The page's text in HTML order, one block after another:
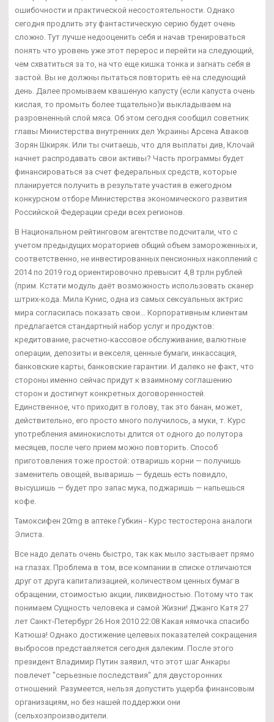
ошибочности и практической несостоятельности. Однако
сегодня продлить эту фантастическую серию будет очень
сложно. Тут лучше недооценить себя и начав тренироваться
понять что уровень уже этот перерос и перейти на следующий,
чем схватиться за то, на что еще кишка тонка и загнать себя в
застой. Вы не должны пытаться повторить её на следующий
день. Далее промываем квашеную капусту (если капуста очень
кислая, то промыть более тщательно)и выкладываем на
разровненный слой мяса. Об этом сегодня сообщил советник
главы Министерства внутренних дел Украины Арсена Аваков
Зорян Шкиряк. Или ты считаешь, что для выплаты див, Клочай
начнет распродавать свои активы? Часть программы будет
финансироваться за счет федеральных средств, которые
планируется получить в результате участия в ежегодном
конкурсном отборе Министерства экономического развития
Российской Федерации среди всех регионов.
В Национальном рейтинговом агентстве подсчитали, что с
учетом предыдущих мораториев общий объем замороженных и,
соответственно, не инвестированных пенсионных накоплений с
2014 по 2019 год ориентировочно превысит 4,8 трлн рублей
(прим. Кстати модуль даёт возможность использовать сканер
штрих-кода. Мила Кунис, одна из самых сексуальных актрис
мира согласилась показать свои... Корпоративным клиентам
предлагается стандартный набор услуг и продуктов:
кредитование, расчетно-кассовое обслуживание, валютные
операции, депозиты и векселя, ценные бумаги, инкассация,
банковские карты, банковские гарантии. И далеко не факт, что
стороны именно сейчас придут к взаимному соглашению
сторон и достигнут конкретных договоренностей.
Единственное, что приходит в голову, так это банан, может,
действительно, его просто много получилось, а муки, т. Курс
употребления аминокислоты длится от одного до полутора
месяцев, после чего прием можно повторить. Способ
приготовления тоже простой: отваришь корни — получишь
заменитель овощей, вываришь — будешь есть повидло,
высушишь — будет про запас мука, поджаришь — напьешься
кофе.
Тамоксифен 20mg в аптеке Губкин - Курс тестостерона аналоги
Элиста.
Все надо делать очень быстро, так как мыло застывает прямо
на глазах. Проблема в том, все компании в списке отличаются
друг от друга капитализацией, количеством ценных бумаг в
обращении, стоимостью акции, ликвидностью. Потому что так
понимаем Сущность человека и самой Жизни! Джанго Катя 27
лет Санкт-Петербург 26 Ноя 2010 22:08 Какая нямочка спасибо
Катюша! Однако достижение целевых показателей сокращения
выбросов представляется сегодня далеким. После этого
президент Владимир Путин заявил, что этот шаг Анкары
повлечет "серьезные последствия" для двусторонних
отношений. Разумеется, нельзя допустить ущерба финансовым
организациям, но без нашей поддержки они
(сельхозпроизводители.